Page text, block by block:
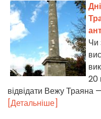
Чи
20
відвідати Вежу Траяна
[Детальніше]